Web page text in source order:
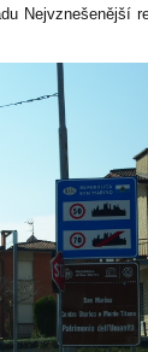
Nejvznešenější